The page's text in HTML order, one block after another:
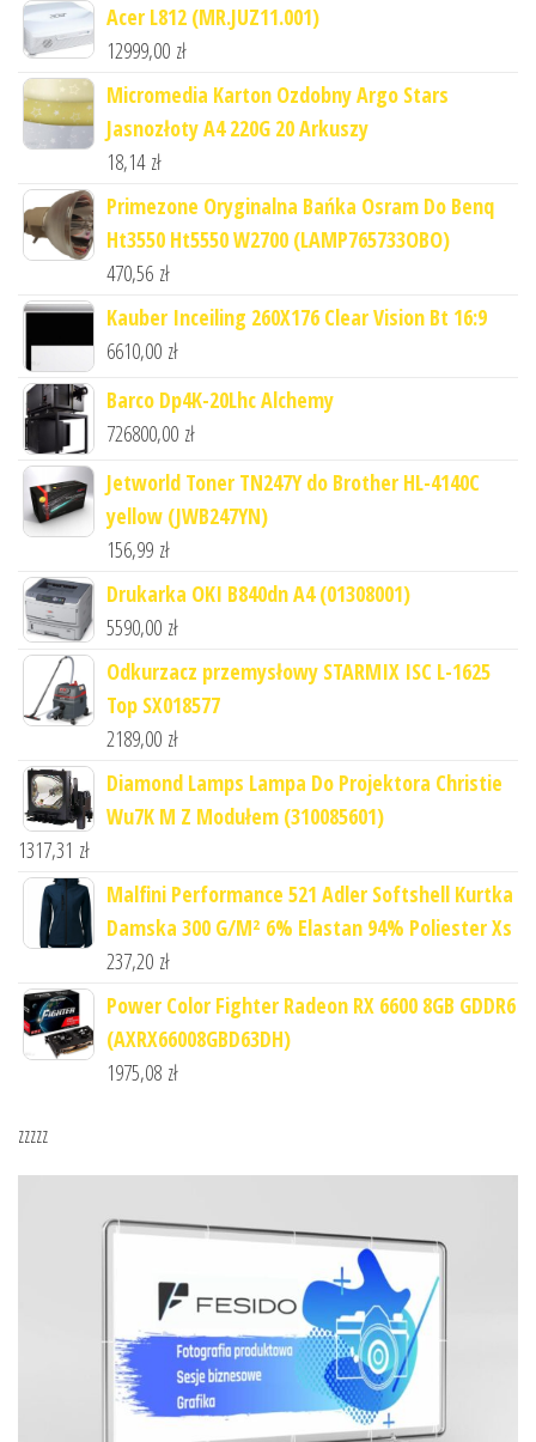
Acer L812 (MR.JUZ11.001)
12999,00 zł
Micromedia Karton Ozdobny Argo Stars
Jasnozłoty A4 220G 20 Arkuszy
18,14 zł
Primezone Oryginalna Bańka Osram Do Benq
Ht3550 Ht5550 W2700 (LAMP765733OBO)
470,56 zł
Kauber Inceiling 260X176 Clear Vision Bt 16:9
6610,00 zł
Barco Dp4K-20Lhc Alchemy
726800,00 zł
Jetworld Toner TN247Y do Brother HL-4140C
yellow (JWB247YN)
156,99 zł
Drukarka OKI B840dn A4 (01308001)
5590,00 zł
Odkurzacz przemysłowy STARMIX ISC L-1625
Top SX018577
2189,00 zł
Diamond Lamps Lampa Do Projektora Christie
Wu7K M Z Modułem (310085601)
1317,31 zł
Malfini Performance 521 Adler Softshell Kurtka
Damska 300 G/M² 6% Elastan 94% Poliester Xs
237,20 zł
Power Color Fighter Radeon RX 6600 8GB GDDR6
(AXRX66008GBD63DH)
1975,08 zł
zzzzz